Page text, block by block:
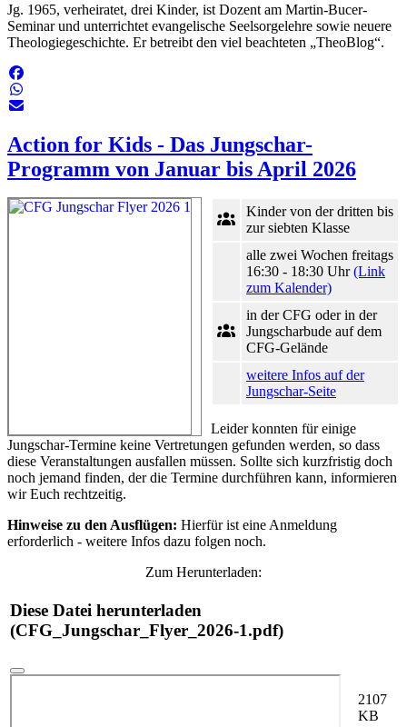
Jg. 1965, verheiratet, drei Kinder, ist Dozent am Martin-Bucer-
Seminar und unterrichtet evangelische Seelsorgelehre sowie neuere
Theologiegeschichte. Er betreibt den viel beachteten „TheoBlog“.
Action for Kids - Das Jungschar-
Programm von Januar bis April 2026
Kinder von der dritten bis
zur siebten Klasse
alle zwei Wochen freitags
16:30 - 18:30 Uhr(Link
zum Kalender)
in der CFG oder in der
Jungscharbude auf dem
CFG-Gelände
weitere Infos auf der
Jungschar-Seite
Leider konnten für einige
Jungschar-Termine keine Vertretungen gefunden werden, so dass
diese Veranstaltungen ausfallen müssen. Sollte sich kurzfristig doch
noch jemand finden, der die Termine durchführen kann, informieren
wir Euch rechtzeitig.
Hinweise zu den Ausflügen: Hierfür ist eine Anmeldung
erforderlich - weitere Infos dazu folgen noch.
Zum Herunterladen:
Diese Datei herunterladen
(CFG_Jungschar_Flyer_2026-1.pdf)
2107
KB